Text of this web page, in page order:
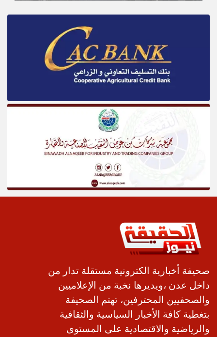
صحيفة أخبارية الكترونية مستقلة تدار من
داخل عدن ،ويديرها نخبة من الإعلاميين
والصحفيين المحترفين، تهتم الصحيفة
بتغطية كافة الأخبار السياسية والثقافية
والرياضية والاقتصادية على المستوى